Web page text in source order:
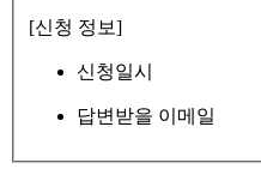
[신청 정보]
신청일시
답변받을 이메일